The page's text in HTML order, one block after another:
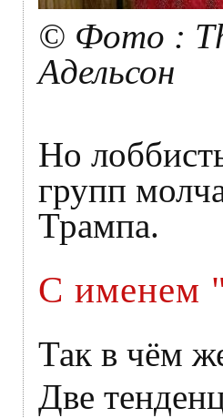
© Фото :
Адельсон
Но
групп
Трампа.
С именем
Так в чём
Две